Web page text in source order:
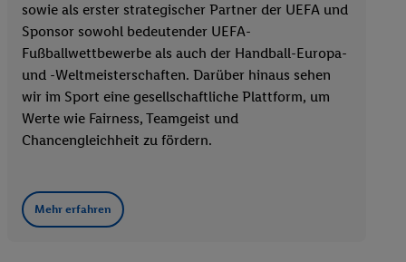
sowie als erster strategischer Partner der UEFA und
Sponsor sowohl bedeutender UEFA-
Fußballwettbewerbe als auch der Handball-Europa-
und -Weltmeisterschaften. Darüber hinaus sehen
wir im Sport eine gesellschaftliche Plattform, um
Werte wie Fairness, Teamgeist und
Chancengleichheit zu fördern.
Mehr erfahren